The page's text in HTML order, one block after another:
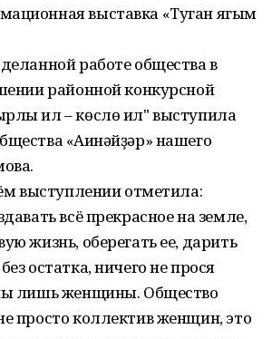
выставка «Туган ягым
работе общества в
районной конкурсной
ил – көслө ил" выступила
«Ағинәйҙәр» нашего
выступлении отметила:
всё прекрасное на земле,
жизнь, оберегать ее, дарить
остатка, ничего не прося
лишь женщины. Общество
просто коллектив женщин, это